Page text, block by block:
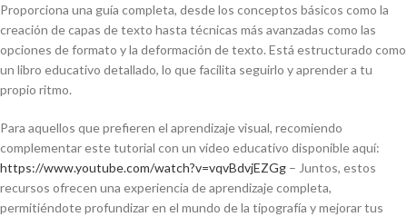
Proporciona una guía completa, desde los conceptos básicos como la
creación de capas de texto hasta técnicas más avanzadas como las
opciones de formato y la deformación de texto. Está estructurado como
un libro educativo detallado, lo que facilita seguirlo y aprender a tu
propio ritmo.
Para aquellos que prefieren el aprendizaje visual, recomiendo
complementar este tutorial con un video educativo disponible aquí:
https://www.youtube.com/watch?v=vqvBdvjEZGg – Juntos, estos
recursos ofrecen una experiencia de aprendizaje completa,
permitiéndote profundizar en el mundo de la tipografía y mejorar tus